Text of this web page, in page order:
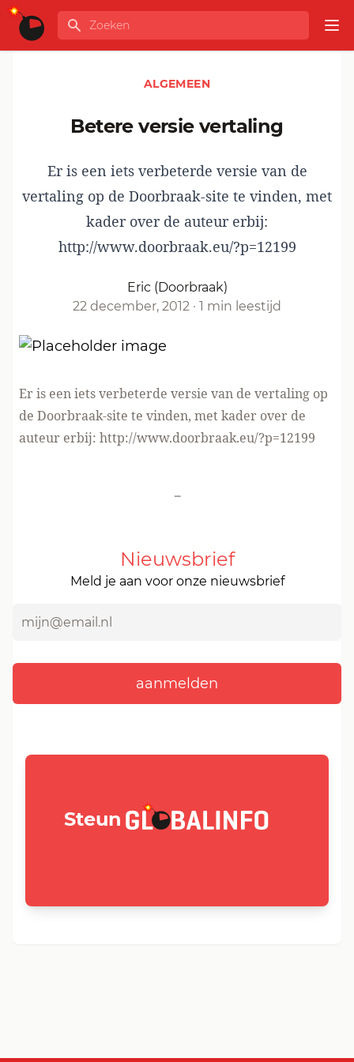
Ga naar de inhoud
GLOBALINFO
Zoeken
ALGEMEEN
Betere versie vertaling
Er is een iets verbeterde versie van de
vertaling op de Doorbraak-site te vinden, met
kader over de auteur erbij:
http://www.doorbraak.eu/?p=12199
Eric (Doorbraak)
22 december, 2012 · 1 min leestijd
Er is een iets verbeterde versie van de vertaling op
de Doorbraak-site te vinden, met kader over de
auteur erbij: http://www.doorbraak.eu/?p=12199
-
Nieuwsbrief
Meld je aan voor onze nieuwsbrief
Steun GLOBALINFO.nl